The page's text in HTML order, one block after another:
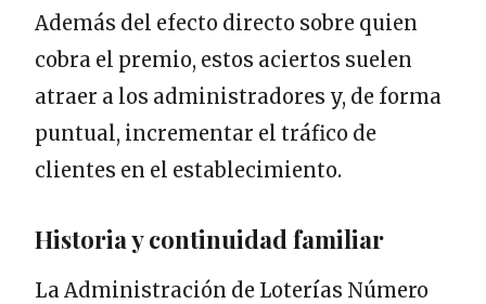
Además del efecto directo sobre quien
cobra el premio, estos aciertos suelen
atraer a los administradores y, de forma
puntual, incrementar el tráfico de
clientes en el establecimiento.
Historia y continuidad familiar
La Administración de Loterías Número